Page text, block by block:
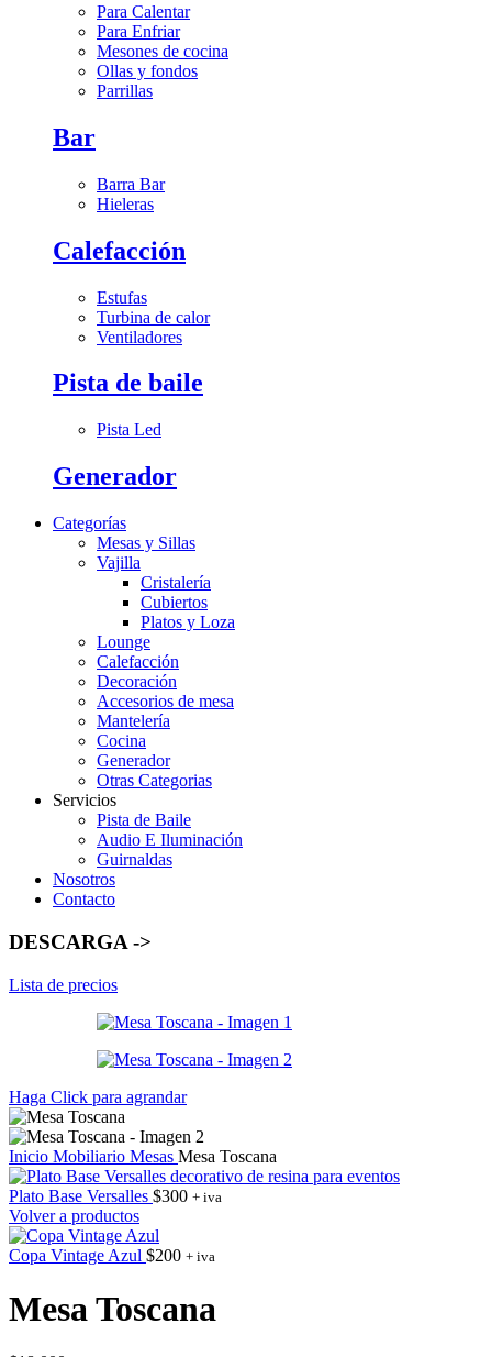
Para Calentar
Para Enfriar
Mesones de cocina
Ollas y fondos
Parrillas
Bar
Barra Bar
Hieleras
Calefacción
Estufas
Turbina de calor
Ventiladores
Pista de baile
Pista Led
Generador
Categorías
Mesas y Sillas
Vajilla
Cristalería
Cubiertos
Platos y Loza
Lounge
Calefacción
Decoración
Accesorios de mesa
Mantelería
Cocina
Generador
Otras Categorias
Servicios
Pista de Baile
Audio E Iluminación
Guirnaldas
Nosotros
Contacto
DESCARGA ->
Lista de precios
Haga Click para agrandar
Inicio Mobiliario Mesas Mesa Toscana
Plato Base Versalles $300 + iva
Volver a productos
Copa Vintage Azul $200 + iva
Mesa Toscana